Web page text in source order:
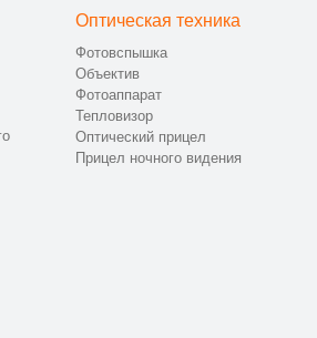
Оптическая техника
Фотовспышка
Объектив
Фотоаппарат
Тепловизор
Оптический прицел
Прицел ночного видения